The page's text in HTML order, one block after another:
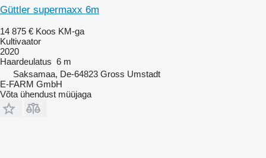
Güttler supermaxx 6m
14 875 € Koos KM-ga
Kultivaator
2020
Haardeulatus 6 m
Saksamaa, De-64823 Gross Umstadt
E-FARM GmbH
Võta ühendust müüjaga